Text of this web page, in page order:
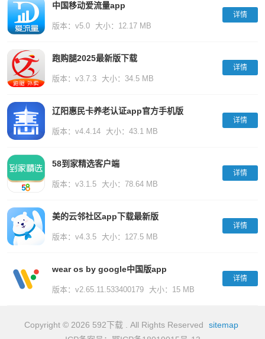
中国移动爱流量app
版本：v5.0 大小：12.17 MB
详情
跑购腿2025最新版下载
版本：v3.7.3 大小：34.5 MB
详情
辽阳惠民卡养老认证app官方手机版
版本：v4.4.14 大小：43.1 MB
详情
58到家精选客户端
版本：v3.1.5 大小：78.64 MB
详情
美的云邻社区app下载最新版
版本：v4.3.5 大小：127.5 MB
详情
wear os by google中国版app
版本：v2.65.11.533400179 大小：15 MB
详情
Copyright © 2026 592下载 . All Rights Reserved
sitemap